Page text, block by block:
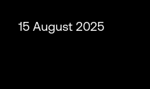
15 August 2025